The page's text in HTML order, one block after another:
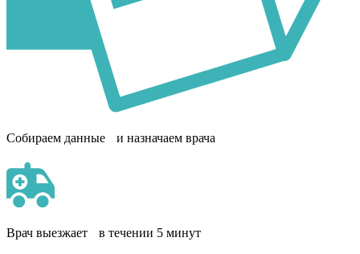
Собираем данные и назначаем врача
Врач выезжает в течении 5 минут